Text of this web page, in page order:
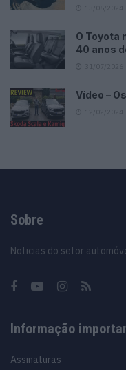
O Toyota
40 anos
Vídeo –
Sobre
Noticias do setor
Informação
Assinaturas